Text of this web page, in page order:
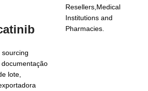
lote,
Resellers,Medical
Institutions and
Pharmacies.